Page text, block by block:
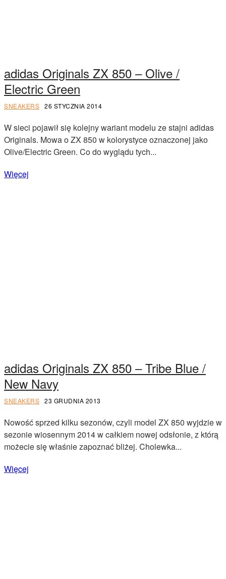
adidas Originals ZX 850 – Olive /
Electric Green
SNEAKERS 26 STYCZNIA 2014
W sieci pojawił się kolejny wariant modelu ze stajni adidas
Originals. Mowa o ZX 850 w kolorystyce oznaczonej jako
Olive/Electric Green. Co do wyglądu tych...
Więcej
adidas Originals ZX 850 – Tribe Blue /
New Navy
SNEAKERS 23 GRUDNIA 2013
Nowość sprzed kilku sezonów, czyli model ZX 850 wyjdzie w
sezonie wiosennym 2014 w całkiem nowej odsłonie, z którą
możecie się właśnie zapoznać bliżej. Cholewka...
Więcej